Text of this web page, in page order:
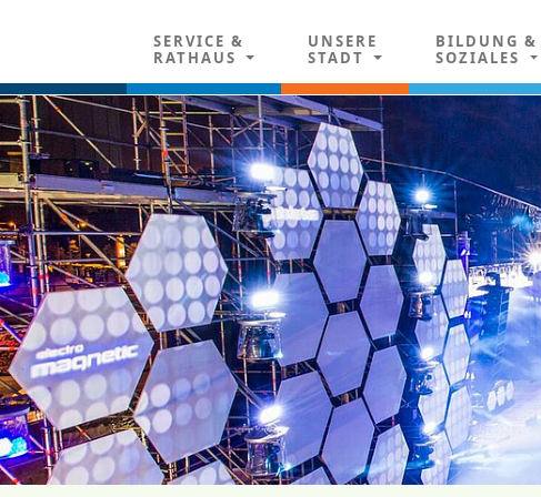
SERVICE &
RATHAUS
UNSERE
STADT
BILDUNG &
SOZIALES